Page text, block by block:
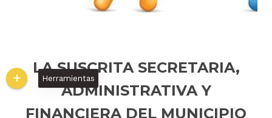
LA SUSCRITA SECRETARIA,
ADMINISTRATIVA Y
FINANCIERA DEL MUNICIPIO
Herramientas